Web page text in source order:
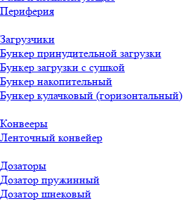
Периферия
Загрузчики
Бункер принудительной загрузки
Бункер загрузки с сушкой
Бункер накопительный
Бункер кулачковый (горизонтальный)
Конвееры
Ленточный конвейер
Дозаторы
Дозатор пружинный
Дозатор шнековый